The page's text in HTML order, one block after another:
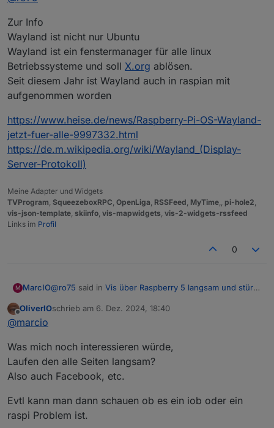
Wie sieht das bei dir aus (VIS >> Setup >>
Einstellungen)?
Ro75.
Zur Info
Wayland ist nicht nur Ubuntu
Wayland ist ein fenstermanager für alle linux
Betriebssysteme und soll X.org ablösen.
Seit diesem Jahr ist Wayland auch in raspian mit
aufgenommen worden
https://www.heise.de/news/Raspberry-Pi-OS-Wayland-
jetzt-fuer-alle-9997332.html
https://de.m.wikipedia.org/wiki/Wayland_(Display-
Server-Protokoll)
Meine Adapter und Widgets
TVProgram SqueezeboxRPC OpenLiga RSSFeed MyTime pi-hole2
vis-json-template skiinfo vis-mapwidgets vis-2-widgets-rssfeed
Links im Profil
0
M MarcIO@ro75 said in Vis über Raspberry 5 langsam und stürzt
Bei mir läuft Chromium. Ich habe es auch mal mit
Ohne diesen Abschnitt hatte es leider auch nicht
Offline
OliverIOschrieb am 6. Dez. 2024, 18:40
zuletzt editiert von
@marcio
Was mich noch interessieren würde,
Laufen den alle Seiten langsam?
Also auch Facebook, etc.
Evtl kann man dann schauen ob es ein iob oder ein
raspi Problem ist.